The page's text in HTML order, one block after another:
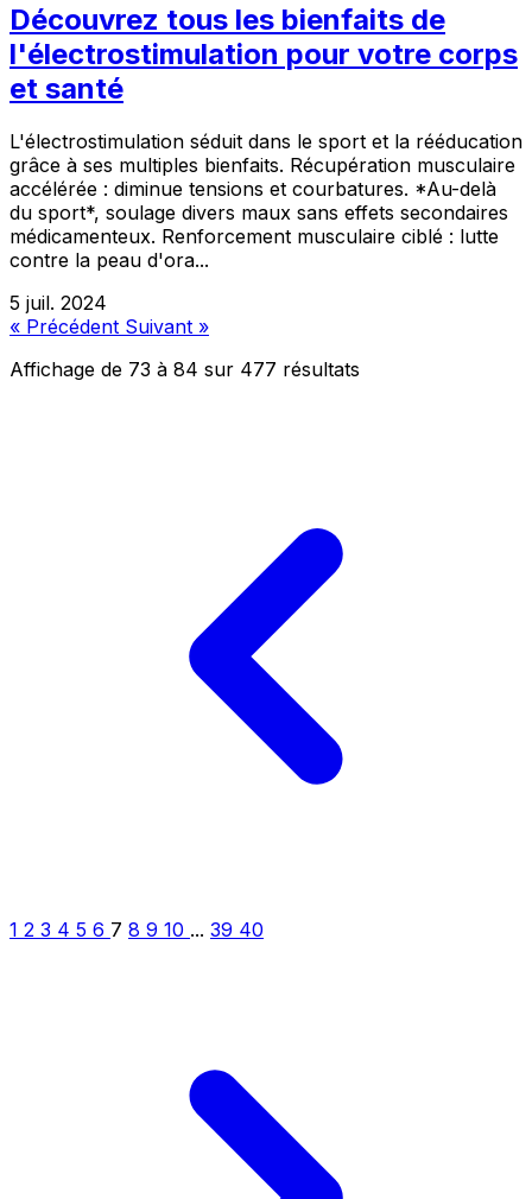
Découvrez tous les bienfaits de
l'électrostimulation pour votre corps
et santé
L'électrostimulation séduit dans le sport et la rééducation
grâce à ses multiples bienfaits. Récupération musculaire
accélérée : diminue tensions et courbatures. *Au-delà
du sport*, soulage divers maux sans effets secondaires
médicamenteux. Renforcement musculaire ciblé : lutte
contre la peau d'ora...
5 juil. 2024
« Précédent Suivant »
Affichage de 73 à 84 sur 477 résultats
1 2 3 4 5 6 7 8 9 10 ... 39 40